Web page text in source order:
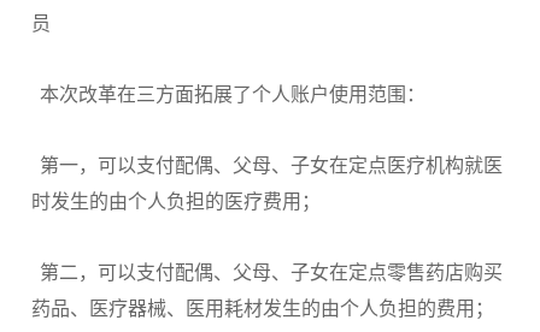
员
本次改革在三方面拓展了个人账户使用范围：
第一，可以支付配偶、父母、子女在定点医疗机构就医
时发生的由个人负担的医疗费用；
第二，可以支付配偶、父母、子女在定点零售药店购买
药品、医疗器械、医用耗材发生的由个人负担的费用；